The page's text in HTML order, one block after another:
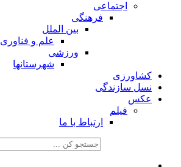
اجتماعی
فرهنگی
بین الملل
علم و فناوری
ورزشی
شهرستانها
کشاورزی
نسل سازندگی
عکس
فیلم
ارتباط با ما